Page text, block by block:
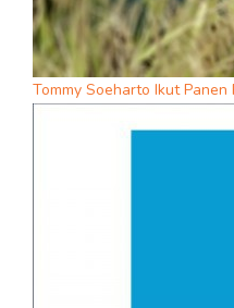
Tommy Soeharto Ikut Panen